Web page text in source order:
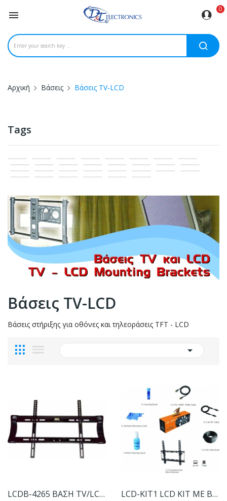

0
Αρχική Βάσεις Βάσεις TV-LCD
Tags
Βάσεις TV-LCD
Βάσεις στήριξης για οθόνες και τηλεοράσεις TFT - LCD

LCDB-4265 ΒΑΣΗ TV/LCD 42"-65"/60Kg LCD-KIT1 LCD ΚΙΤ ΜΕ ΒΑΣΗ